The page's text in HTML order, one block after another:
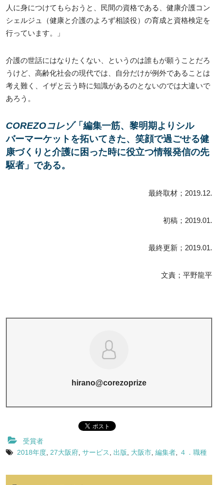
人に身につけてもらおうと、民間の資格である、健康介護コン
シェルジュ（健康と介護のよろず相談役）の育成と資格検定を
行っています。」
介護の世話にはなりたくない、というのは誰もが願うことだろ
うけど、高齢化社会の現代では、自分だけが例外であることは
考え難く、イザと云う時に知識があるのとないのでは大違いで
あろう。
COREZOコレゾ「編集一筋、黎明期よりシル
バーマーケットを拓いてきた、笑顔で過ごせる健
康づくりと介護に困った時に役立つ情報発信の先
駆者」である。
最終取材；2019.12.
初稿；2019.01.
最終更新；2019.01.
文責；平野龍平
hirano@corezoprize
受賞者
2018年度 27大阪府 サービス 出版 大阪市 編集者 ４．職種